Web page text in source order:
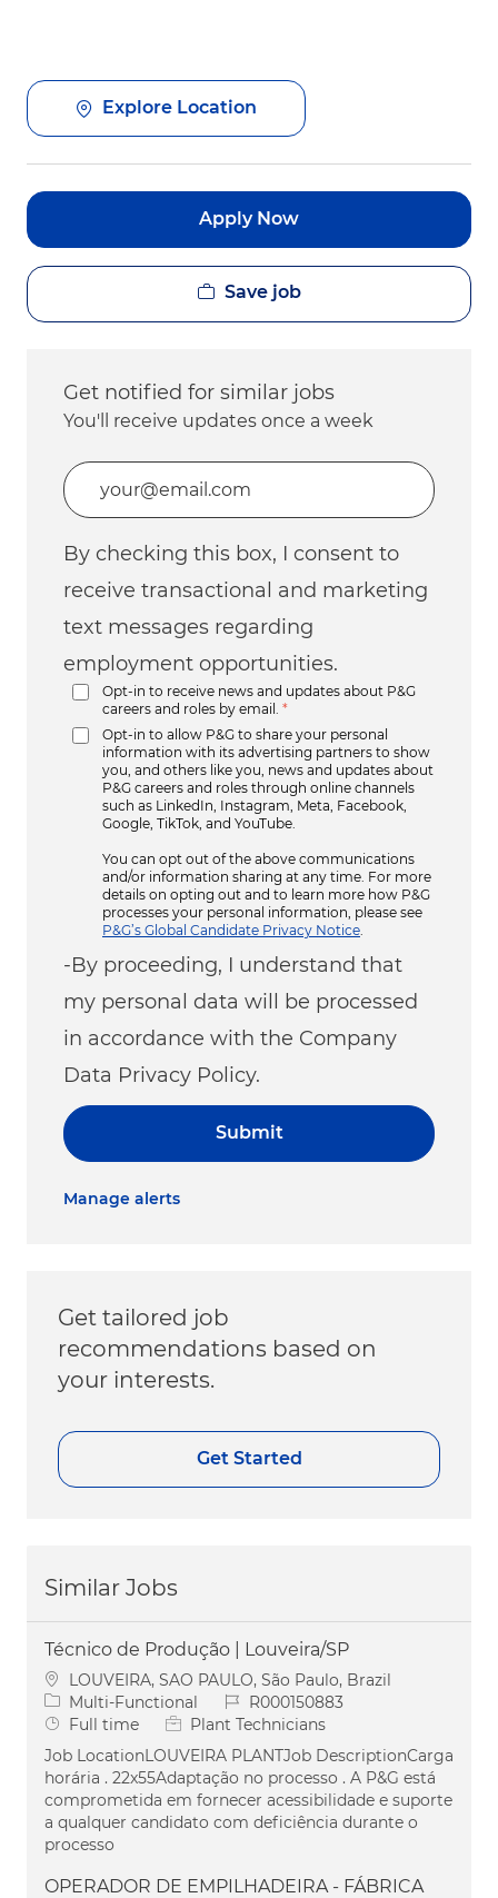
Explore Location
Apply Now
Save job
Get notified for similar jobs
You'll receive updates once a week
Enter Email address (Required)
By checking this box, I consent to
receive transactional and marketing
text messages regarding
employment opportunities.
Opt-in to receive news and updates about P&G
careers and roles by email.
*
Opt-in to allow P&G to share your personal
information with its advertising partners to show
you, and others like you, news and updates about
P&G careers and roles through online channels
such as LinkedIn, Instagram, Meta, Facebook,
Google, TikTok, and YouTube.
You can opt out of the above communications
and/or information sharing at any time. For more
details on opting out and to learn more how P&G
processes your personal information, please see
P&G’s Global Candidate Privacy Notice
-By proceeding, I understand that
my personal data will be processed
in accordance with the Company
Data Privacy Policy.
Submit
Manage alerts
Get tailored job
recommendations based on
your interests.
Get Started
Similar Jobs
Técnico de Produção | Louveira/SP
Location
LOUVEIRA, SAO PAULO, São Paulo, Brazil
Category
Multi-Functional Job IdR000150883
Job Type
Full time
Plant Technicians
Job LocationLOUVEIRA PLANTJob DescriptionCarga
horária . 22x55Adaptação no processo . A P&G está
comprometida em fornecer acessibilidade e suporte
a qualquer candidato com deficiência durante o
processo
OPERADOR DE EMPILHADEIRA - FÁBRICA